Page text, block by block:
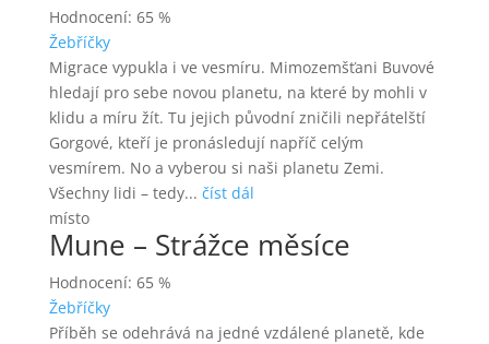
Hodnocení: 65 %
Žebříčky
Migrace vypukla i ve vesmíru. Mimozemšťani Buvové
hledají pro sebe novou planetu, na které by mohli v
klidu a míru žít. Tu jejich původní zničili nepřátelští
Gorgové, kteří je pronásledují napříč celým
vesmírem. No a vyberou si naši planetu Zemi.
Všechny lidi – tedy... číst dál
místo
Mune – Strážce měsíce
Hodnocení: 65 %
Žebříčky
Příběh se odehrává na jedné vzdálené planetě, kde